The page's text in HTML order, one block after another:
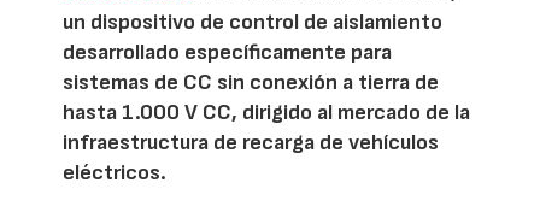
un dispositivo de control de aislamiento
desarrollado específicamente para
sistemas de CC sin conexión a tierra de
hasta 1.000 V CC, dirigido al mercado de la
infraestructura de recarga de vehículos
eléctricos.